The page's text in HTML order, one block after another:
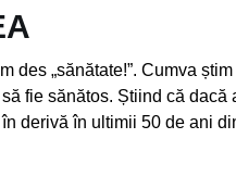
des „sănătate!”. Cumva
fie sănătos. Știind că
derivă în ultimii 50 de ani